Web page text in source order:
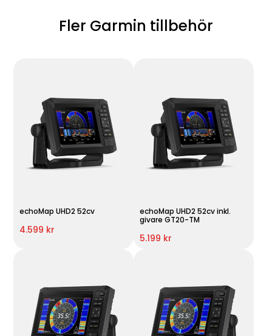
Fler Garmin tillbehör
echoMap UHD2 52cv
4.599 kr
echoMap UHD2 52cv inkl.
givare GT20-TM
5.199 kr